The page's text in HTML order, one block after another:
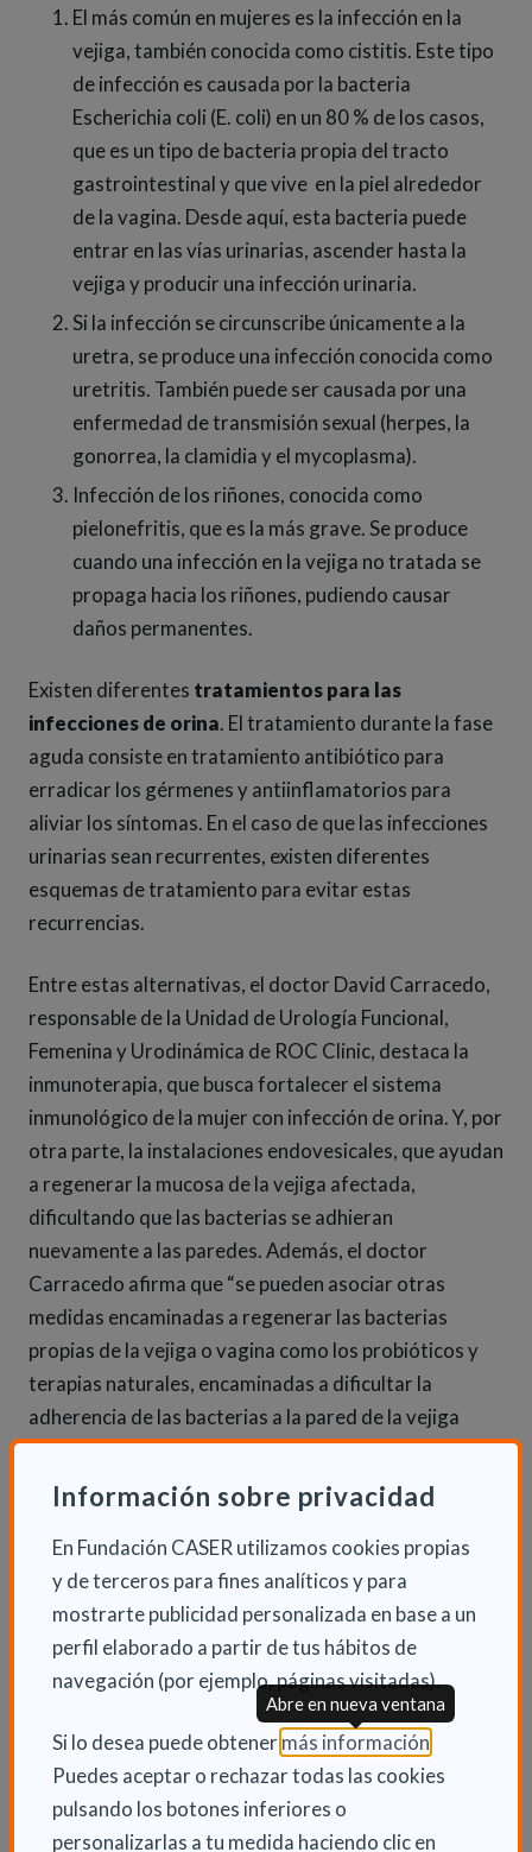
Información sobre privacidad
En Fundación CASER utilizamos cookies propias
y de terceros para fines analíticos y para
mostrarte publicidad personalizada en base a un
perfil elaborado a partir de tus hábitos de
navegación (por ejemplo, páginas visitadas).
Si lo desea puede obtener más información
Puedes aceptar o rechazar todas las cookies
pulsando los botones inferiores o
personalizarlas a tu medida haciendo clic en
Abre en nueva ventana
El más común en mujeres es la infección en la
vejiga, también conocida como cistitis. Este tipo
de infección es causada por la bacteria
Escherichia coli (E. coli) en un 80 % de los casos,
que es un tipo de bacteria propia del tracto
gastrointestinal y que vive en la piel alrededor
de la vagina. Desde aquí, esta bacteria puede
entrar en las vías urinarias, ascender hasta la
vejiga y producir una infección urinaria.
Si la infección se circunscribe únicamente a la
uretra, se produce una infección conocida como
uretritis. También puede ser causada por una
enfermedad de transmisión sexual (herpes, la
gonorrea, la clamidia y el mycoplasma).
Infección de los riñones, conocida como
pielonefritis, que es la más grave. Se produce
cuando una infección en la vejiga no tratada se
propaga hacia los riñones, pudiendo causar
daños permanentes.
Existen diferentes tratamientos para las
infecciones de orina. El tratamiento durante la fase
aguda consiste en tratamiento antibiótico para
erradicar los gérmenes y antiinflamatorios para
aliviar los síntomas. En el caso de que las infecciones
urinarias sean recurrentes, existen diferentes
esquemas de tratamiento para evitar estas
recurrencias.
Entre estas alternativas, el doctor David Carracedo,
responsable de la Unidad de Urología Funcional,
Femenina y Urodinámica de ROC Clinic, destaca la
inmunoterapia, que busca fortalecer el sistema
inmunológico de la mujer con infección de orina. Y, por
otra parte, la instalaciones endovesicales, que ayudan
a regenerar la mucosa de la vejiga afectada,
dificultando que las bacterias se adhieran
nuevamente a las paredes. Además, el doctor
Carracedo afirma que “se pueden asociar otras
medidas encaminadas a regenerar las bacterias
propias de la vejiga o vagina como los probióticos y
terapias naturales, encaminadas a dificultar la
adherencia de las bacterias a la pared de la vejiga
como los arándanos rojos y la D-manosa”.
Para disfrutar de un verano saludable ylibre de
infecciones urinarias, los expertos recomiendan:
Una correcta higiene. Hay que lavar los genitales
desde la zona anterior a la posterior para evitar
que los gérmenes localizados en el área perineal
y anal lleguen a la uretra. Sin embargo, se
desaconseja el lavado compulsivo de la zona e
incluso el uso de jabones que pueden ser
irritantes.
Cambios de bañador. Durante los baños en